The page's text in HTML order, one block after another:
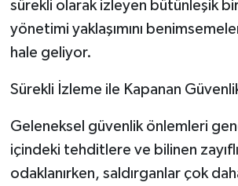
sürekli olarak izleyen bütünleşik bir
yönetimi yaklaşımını
hale geliyor.
Sürekli İzleme ile Kapanan Güvenlik
Geleneksel güvenlik önlemleri
içindeki tehditlere ve bilinen
odaklanırken, saldırganlar çok